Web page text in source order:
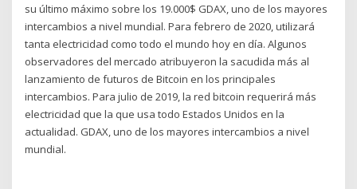
su último máximo sobre los 19.000$ GDAX, uno de los mayores
intercambios a nivel mundial. Para febrero de 2020, utilizará
tanta electricidad como todo el mundo hoy en día. Algunos
observadores del mercado atribuyeron la sacudida más al
lanzamiento de futuros de Bitcoin en los principales
intercambios. Para julio de 2019, la red bitcoin requerirá más
electricidad que la que usa todo Estados Unidos en la
actualidad. GDAX, uno de los mayores intercambios a nivel
mundial.